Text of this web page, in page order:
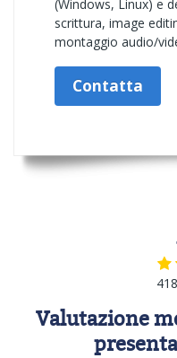
(Windows, Linux) e
scrittura, image
montaggio audio/
Contatta
Valutazione